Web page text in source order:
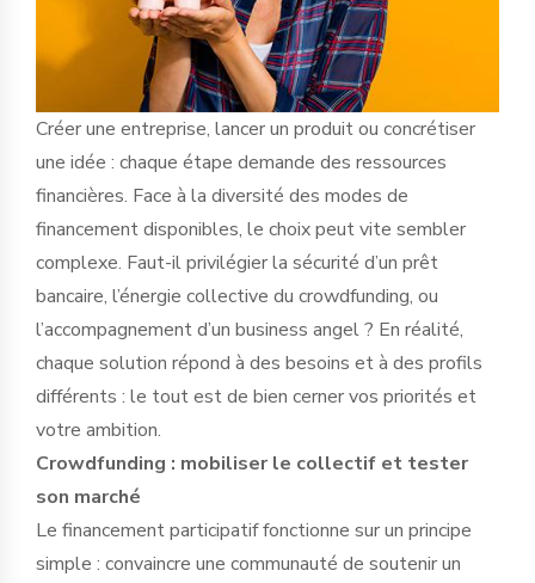
Créer une entreprise, lancer un produit ou concrétiser
une idée : chaque étape demande des ressources
financières. Face à la diversité des modes de
financement disponibles, le choix peut vite sembler
complexe. Faut-il privilégier la sécurité d’un prêt
bancaire, l’énergie collective du crowdfunding, ou
l’accompagnement d’un business angel ? En réalité,
chaque solution répond à des besoins et à des profils
différents : le tout est de bien cerner vos priorités et
votre ambition.
Crowdfunding : mobiliser le collectif et tester
son marché
Le financement participatif fonctionne sur un principe
simple : convaincre une communauté de soutenir un